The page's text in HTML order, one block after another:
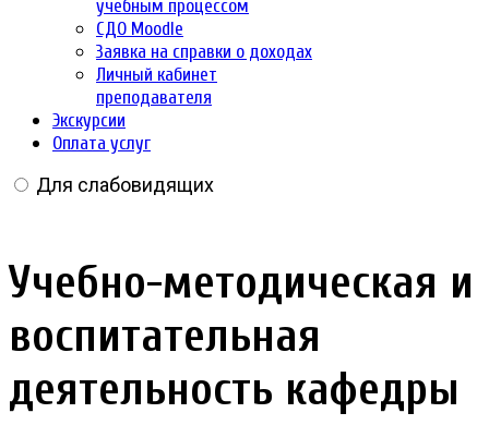
учебным процессом
СДО Moodle
Заявка на справки о доходах
Личный кабинет
преподавателя
Экскурсии
Оплата услуг
Для слабовидящих
Учебно-методическая и
воспитательная
деятельность кафедры